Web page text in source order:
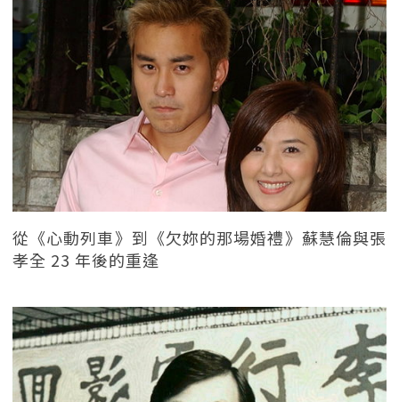
從《心動列車》到《欠妳的那場婚禮》蘇慧倫與張
孝全 23 年後的重逢